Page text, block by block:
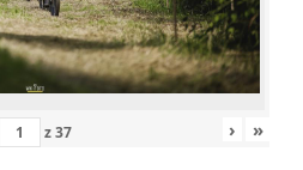
z37 › »